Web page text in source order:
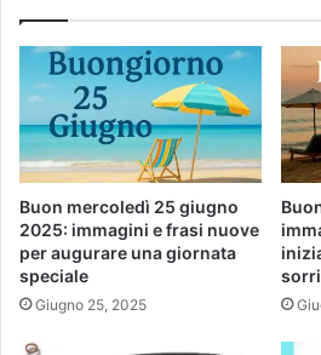
Buon mercoledì 25 giugno
2025: immagini e frasi nuove
per augurare una giornata
speciale
Giugno 25, 2025